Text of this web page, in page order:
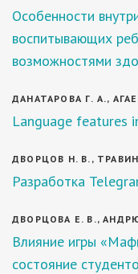
Особенности
воспитывающих
возможностями
ДАНАТАРОВА Г. А.,
Language features
ДВОРЦОВ Н. В.,
Разработка
ДВОРЦОВА Е. В.,
Влияние игры
состояние